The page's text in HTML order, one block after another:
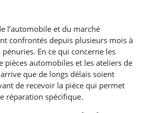
l’automobile et du marché
confrontés depuis plusieurs mois à
pénuries. En ce qui concerne les
pièces automobiles et les ateliers de
que de longs délais soient
de recevoir la pièce qui permet
réparation spécifique.